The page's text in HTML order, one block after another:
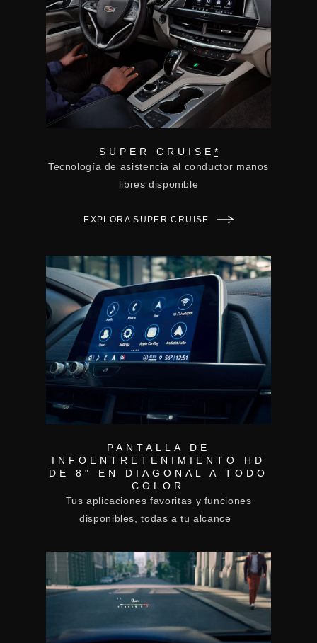
SUPER CRUISE *
Tecnología de asistencia al conductor manos
libres disponible
EXPLORA SUPER CRUISE
PANTALLA DE
INFOENTRETENIMIENTO HD
DE 8" EN DIAGONAL A TODO
COLOR
Tus aplicaciones favoritas y funciones
disponibles, todas a tu alcance